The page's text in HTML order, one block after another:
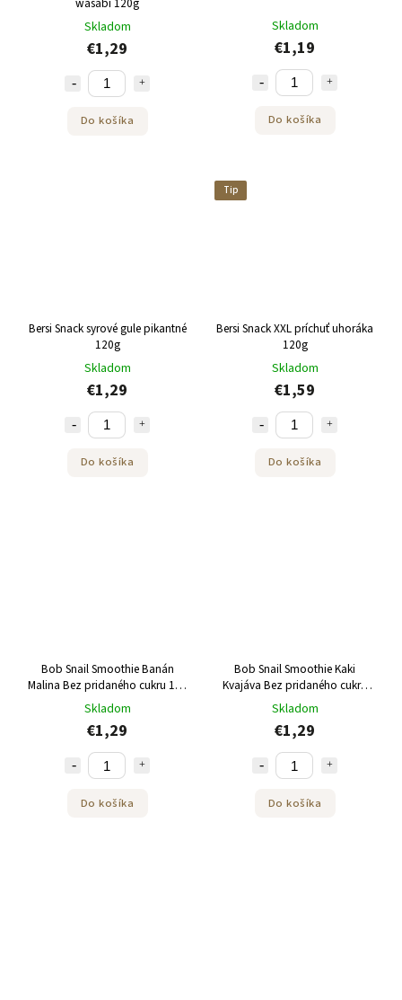
Skladom
€1,29
Do košíka
Skladom
€1,19
Do košíka
Bersi Snack syrové gule pikantné
120g
Skladom
€1,29
Do košíka
Tip
Bersi Snack XXL príchuť uhoráka
120g
Skladom
€1,59
Do košíka
Bob Snail Smoothie Banán
Malina Bez pridaného cukru 120
Skladom
€1,29
Do košíka
Bob Snail Smoothie Kaki
Kvajáva Bez pridaného cukru
120 g
Skladom
€1,29
Do košíka